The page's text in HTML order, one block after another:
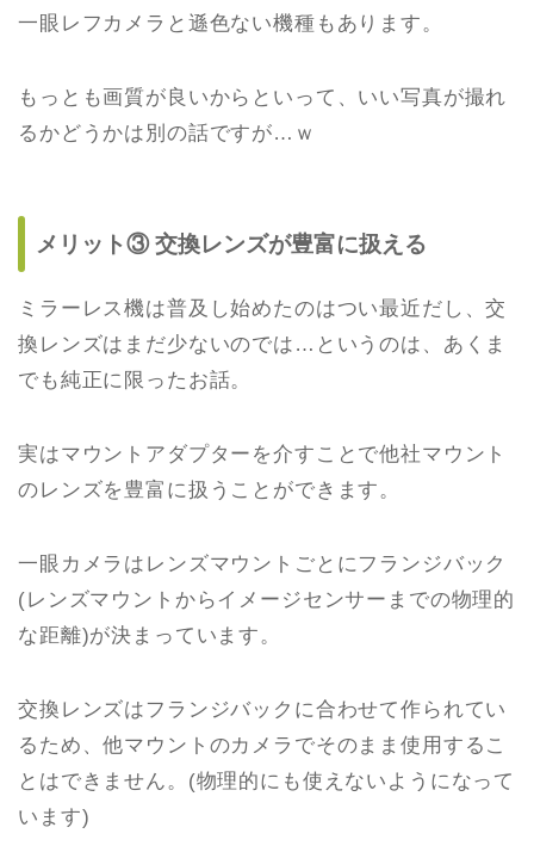
一眼レフカメラと遜色ない機種もあります。
もっとも画質が良いからといって、いい写真が撮れ
るかどうかは別の話ですが…ｗ
メリット③ 交換レンズが豊富に扱える
ミラーレス機は普及し始めたのはつい最近だし、交
換レンズはまだ少ないのでは…というのは、あくま
でも純正に限ったお話。
実はマウントアダプターを介すことで他社マウント
のレンズを豊富に扱うことができます。
一眼カメラはレンズマウントごとにフランジバック
(レンズマウントからイメージセンサーまでの物理的
な距離)が決まっています。
交換レンズはフランジバックに合わせて作られてい
るため、他マウントのカメラでそのまま使用するこ
とはできません。(物理的にも使えないようになって
います)